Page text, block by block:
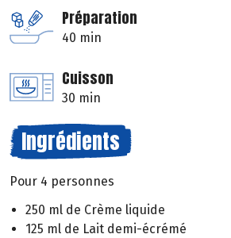
Préparation
40 min
Cuisson
30 min
Ingrédients
Pour 4 personnes
250 ml de Crème liquide
125 ml de Lait demi-écrémé